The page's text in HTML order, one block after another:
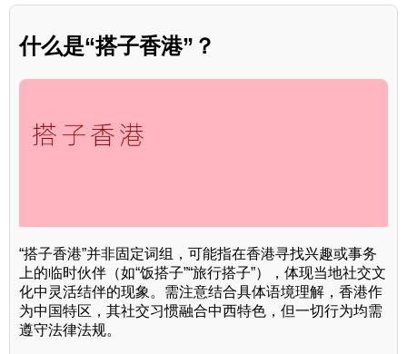
什么是“搭子香港”？
“搭子香港”并非固定词组，可能指在香港寻找兴趣或事务
上的临时伙伴（如“饭搭子”“旅行搭子”），体现当地社交文
化中灵活结伴的现象。需注意结合具体语境理解，香港作
为中国特区，其社交习惯融合中西特色，但一切行为均需
遵守法律法规。